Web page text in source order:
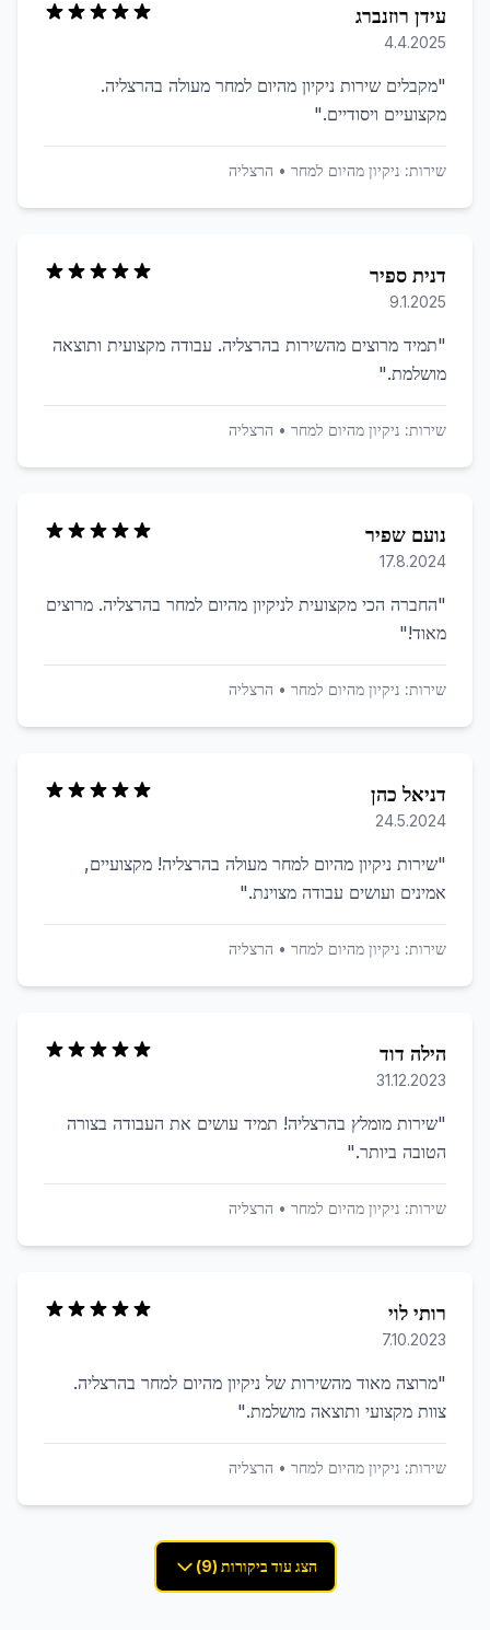
עידן רוזנברג
4.4.2025
"מקבלים שירות ניקיון מהיום למחר מעולה בהרצליה.
מקצועיים ויסודיים."
שירות: ניקיון מהיום למחר • הרצליה
דנית ספיר
9.1.2025
"תמיד מרוצים מהשירות בהרצליה. עבודה מקצועית ותוצאה
מושלמת."
שירות: ניקיון מהיום למחר • הרצליה
נועם שפיר
17.8.2024
"החברה הכי מקצועית לניקיון מהיום למחר בהרצליה. מרוצים
מאוד!"
שירות: ניקיון מהיום למחר • הרצליה
דניאל כהן
24.5.2024
"שירות ניקיון מהיום למחר מעולה בהרצליה! מקצועיים,
אמינים ועושים עבודה מצוינת."
שירות: ניקיון מהיום למחר • הרצליה
הילה דוד
31.12.2023
"שירות מומלץ בהרצליה! תמיד עושים את העבודה בצורה
הטובה ביותר."
שירות: ניקיון מהיום למחר • הרצליה
רותי לוי
7.10.2023
"מרוצה מאוד מהשירות של ניקיון מהיום למחר בהרצליה.
צוות מקצועי ותוצאה מושלמת."
שירות: ניקיון מהיום למחר • הרצליה
הצג עוד ביקורות (9)